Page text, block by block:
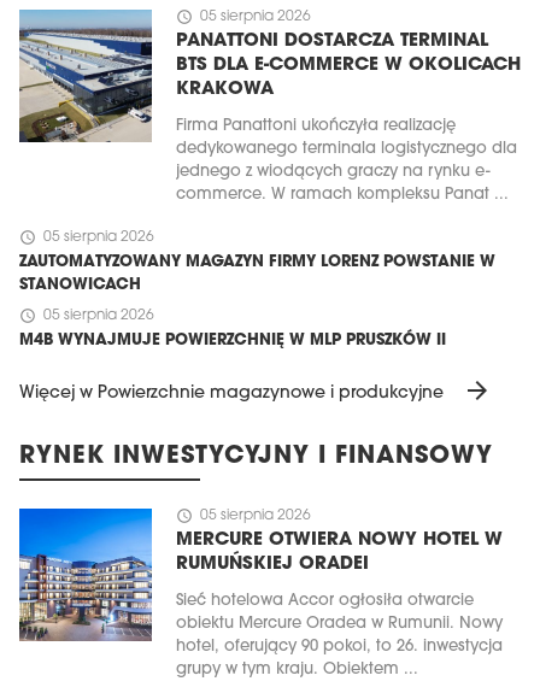
schedule 05 sierpnia 2026
PANATTONI DOSTARCZA TERMINAL
BTS DLA E-COMMERCE W OKOLICACH
KRAKOWA
Firma Panattoni ukończyła realizację
dedykowanego terminala logistycznego dla
jednego z wiodących graczy na rynku e-
commerce. W ramach kompleksu Panat ...
schedule 05 sierpnia 2026
ZAUTOMATYZOWANY MAGAZYN FIRMY LORENZ POWSTANIE W
STANOWICACH
schedule 05 sierpnia 2026
M4B WYNAJMUJE POWIERZCHNIĘ W MLP PRUSZKÓW II
Więcej w Powierzchnie magazynowe i produkcyjne arrow_forward
RYNEK INWESTYCYJNY I FINANSOWY
schedule 05 sierpnia 2026
MERCURE OTWIERA NOWY HOTEL W
RUMUŃSKIEJ ORADEI
Sieć hotelowa Accor ogłosiła otwarcie
obiektu Mercure Oradea w Rumunii. Nowy
hotel, oferujący 90 pokoi, to 26. inwestycja
grupy w tym kraju. Obiektem ...